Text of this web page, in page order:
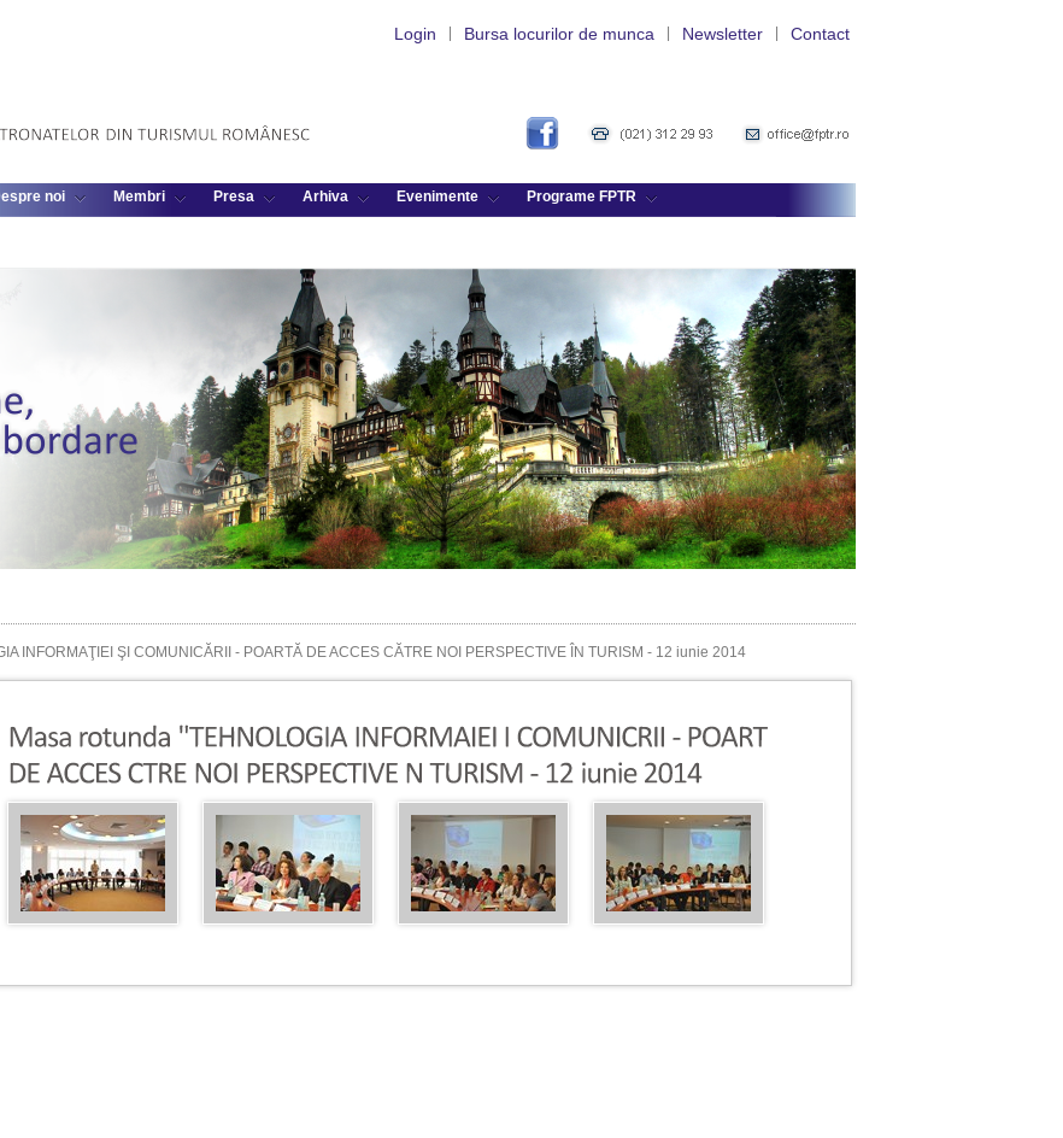
Login Bursa locurilor de munca Newsletter Contact
noi Membri Presa Arhiva Evenimente Programe FPTR
INFORMAŢIEI ŞI COMUNICĂRII - POARTĂ DE ACCES CĂTRE NOI PERSPECTIVE ÎN TURISM - 12 iunie 2014